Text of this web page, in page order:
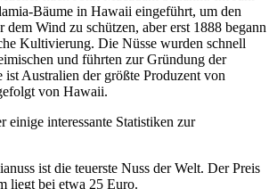
Bäume in Hawaii eingeführt, um den
dem Wind zu schützen, aber erst 1888 begann
Kultivierung. Die Nüsse wurden schnell
und führten zur Gründung der
ist Australien der größte Produzent von
von Hawaii.
einige interessante Statistiken zur
ist die teuerste Nuss der Welt. Der Preis
liegt bei etwa 25 Euro.